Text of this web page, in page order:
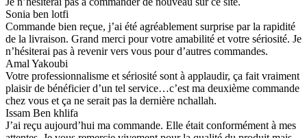
Sonia ben lotfi
Commande bien reçue, j’ai été agréablement surprise par la rapidité
de la livraison. Grand merci pour votre amabilité et votre sériosité. Je
n’hésiterai pas à revenir vers vous pour d’autres commandes.
Amal Yakoubi
Votre professionnalisme et sériosité sont à applaudir, ça fait vraiment
plaisir de bénéficier d’un tel service…c’est ma deuxième commande
chez vous et ça ne serait pas la dernière nchallah.
Issam Ben khlifa
J’ai reçu aujourd’hui ma commande. Elle était conformément à mes